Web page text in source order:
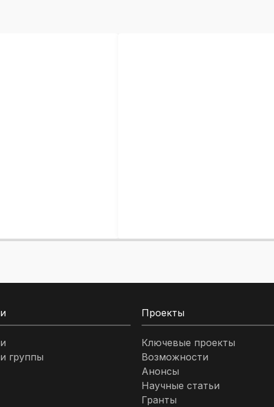
группы
Проекты
Ключевые проекты
Возможности
Анонсы
Научные статьи
Гранты